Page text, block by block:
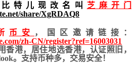
特儿现改名叫 芝麻开门
share/XgRDAQ8
币安
，国区邀请链接：
zh-CN/register?ref=16003031
香港，居住地选香港，认证照旧，
。支持币种多，交易安全！